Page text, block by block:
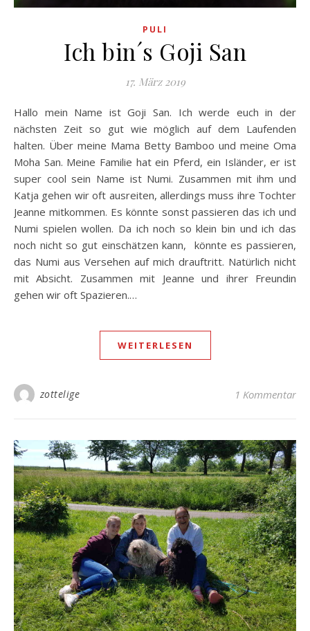
PULI
Ich bin´s Goji San
17. März 2019
Hallo mein Name ist Goji San. Ich werde euch in der
nächsten Zeit so gut wie möglich auf dem Laufenden
halten. Über meine Mama Betty Bamboo und meine Oma
Moha San. Meine Familie hat ein Pferd, ein Isländer, er ist
super cool sein Name ist Numi. Zusammen mit ihm und
Katja gehen wir oft ausreiten, allerdings muss ihre Tochter
Jeanne mitkommen. Es könnte sonst passieren das ich und
Numi spielen wollen. Da ich noch so klein bin und ich das
noch nicht so gut einschätzen kann, könnte es passieren,
das Numi aus Versehen auf mich drauftritt. Natürlich nicht
mit Absicht. Zusammen mit Jeanne und ihrer Freundin
gehen wir oft Spazieren.…
WEITERLESEN
zottelige 1 Kommentar